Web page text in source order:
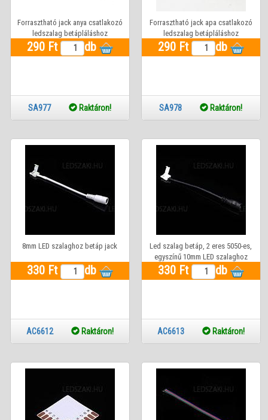
Forrasztható jack anya csatlakozó
ledszalag betápláláshoz
290 Ft db
SA977 Raktáron!
Forrasztható jack apa csatlakozó
ledszalag betápláláshoz
290 Ft db
SA978 Raktáron!
8mm LED szalaghoz betáp jack
330 Ft db
AC6612 Raktáron!
Led szalag betáp, 2 eres 5050-es,
egyszínű 10mm LED szalaghoz
330 Ft db
AC6613 Raktáron!